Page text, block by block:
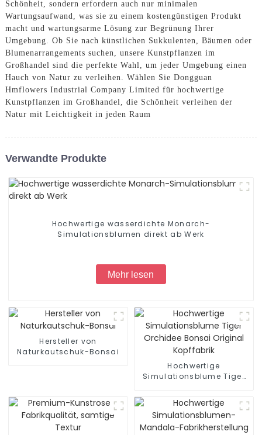
Schönheit, sondern erfordern auch nur minimalen
Wartungsaufwand, was sie zu einem kostengünstigen Produkt
macht und wartungsarme Lösung zur Begrünung Ihrer
Umgebung. Ob Sie nach künstlichen Sukkulenten, Bäumen oder
Blumenarrangements suchen, unsere Kunstpflanzen im
Großhandel sind die perfekte Wahl, um jeder Umgebung einen
Hauch von Natur zu verleihen. Wählen Sie Dongguan
Hmflowers Industrial Company Limited für hochwertige
Kunstpflanzen im Großhandel, die Schönheit verleihen der
Natur mit Leichtigkeit in jeden Raum
Verwandte Produkte
Hochwertige wasserdichte Monarch-
Simulationsblumen direkt ab Werk
Mehr lesen
Hersteller von
Naturkautschuk-Bonsai
Hochwertige
Simulationsblume Tiger
Kopffabrik